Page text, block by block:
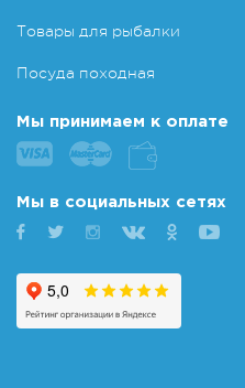
Товары для рыбалки
Посуда походная
Мы принимаем к оплате
Мы в социальных сетях